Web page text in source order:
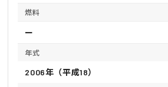
燃料
ー
年式
2006年（平成18）